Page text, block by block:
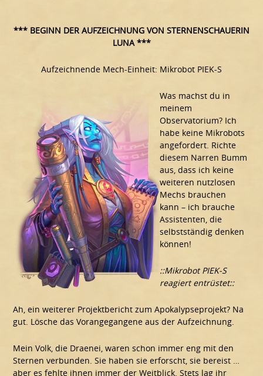
*** BEGINN DER AUFZEICHNUNG VON STERNENSCHAUERIN
LUNA ***
Aufzeichnende Mech-Einheit: Mikrobot PIEK-S
Was machst du in
meinem
Observatorium? Ich
habe keine Mikrobots
angefordert. Richte
diesem Narren Bumm
aus, dass ich keine
weiteren nutzlosen
Mechs brauchen
kann – ich brauche
Assistenten, die
selbstständig denken
können!
::Mikrobot PIEK-S
reagiert entrüstet::
Ah, ein weiterer Projektbericht zum Apokalypseprojekt? Na
gut. Lösche das Vorangegangene aus der Aufzeichnung.
Mein Volk, die Draenei, waren schon immer eng mit den
Sternen verbunden. Sie haben sie erforscht, sie bereist …
aber es fehlte ihnen immer der Weitblick. Stets lag ihr